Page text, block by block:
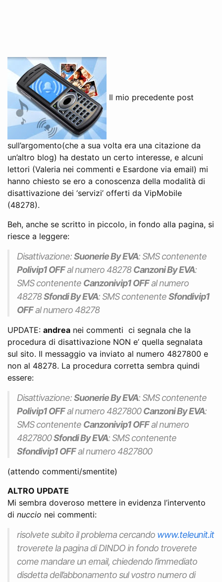
Il mio precedente post
sull’argomento(che a sua volta era una citazione da
un’altro blog) ha destato un certo interesse, e alcuni
lettori (Valeria nei commenti e Esardone via email) mi
hanno chiesto se ero a conoscenza della modalità di
disattivazione dei ‘servizi’ offerti da VipMobile
(48278).
Beh, anche se scritto in piccolo, in fondo alla pagina, si
riesce a leggere:
Disattivazione:Suonerie By EVA: SMS contenente
Polivip1 OFFal numero 48278Canzoni By EVA:
SMS contenente Canzonivip1 OFFal numero
48278Sfondi By EVA: SMS contenenteSfondivip1
OFFal numero 48278
UPDATE: andrea nei commenti ci segnala che la
procedura di disattivazione NON e’ quella segnalata
sul sito. Il messaggio va inviato al numero 4827800 e
non al 48278. La procedura corretta sembra quindi
essere:
Disattivazione:Suonerie By EVA: SMS contenente
Polivip1 OFFal numero 4827800Canzoni By EVA:
SMS contenente Canzonivip1 OFFal numero
4827800Sfondi By EVA: SMS contenente
Sfondivip1 OFFal numero 4827800
(attendo commenti/smentite)
ALTRO UPDATE
Mi sembra doveroso mettere in evidenza l’intervento
di nuccio nei commenti:
risolvete subito il problema cercando www.teleunit.it
troverete la pagina di DINDO in fondo troverete
come mandare un email, chiedendo l’immediato
disdetta dell’abbonamento sul vostro numero di